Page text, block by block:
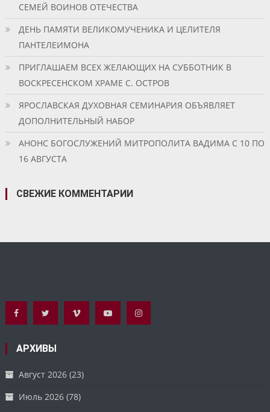
СЕМЕЙ ВОИНОВ ОТЕЧЕСТВА
ДЕНЬ ПАМЯТИ ВЕЛИКОМУЧЕНИКА И ЦЕЛИТЕЛЯ
ПАНТЕЛЕИМОНА
ПРИГЛАШАЕМ ВСЕХ ЖЕЛАЮЩИХ НА СУББОТНИК В
ВОСКРЕСЕНСКОМ ХРАМЕ С. ОСТРОВ
ЯРОСЛАВСКАЯ ДУХОВНАЯ СЕМИНАРИЯ ОБЪЯВЛЯЕТ
ДОПОЛНИТЕЛЬНЫЙ НАБОР
АНОНС БОГОСЛУЖЕНИЙ МИТРОПОЛИТА ВАДИМА С 10 ПО
16 АВГУСТА
СВЕЖИЕ КОММЕНТАРИИ
АРХИВЫ
Август 2026 (23)
Июль 2026 (78)